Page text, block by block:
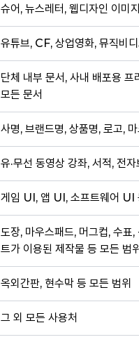
슈어, 뉴스레터, 웹디자인 이미
유튜브, CF, 상업영화, 뮤직비
단체 내부 문서, 사내 배포용
모든 문서
사명, 브랜드명, 상품명, 로고,
유·무선 동영상 강좌, 서적, 전
게임 UI, 앱 UI, 소프트웨어 UI
도장, 마우스패드, 머그컵, 수표
트가 이용된 제작물 등 모든 범
옥외간판, 현수막 등 모든 범위
그 외 모든 사용처